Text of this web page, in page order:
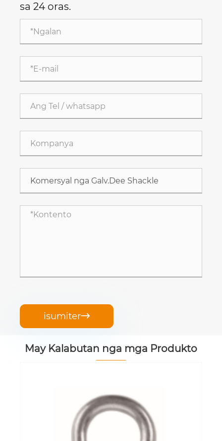
sa 24 oras.
isumiter
May Kalabutan nga mga Produkto